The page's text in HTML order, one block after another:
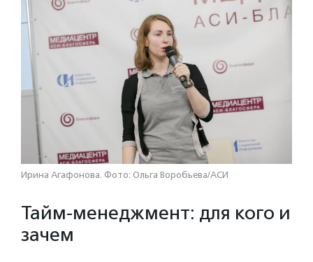
Ирина Агафонова. Фото: Ольга Воробьева/АСИ
Тайм-менеджмент: для кого и
зачем